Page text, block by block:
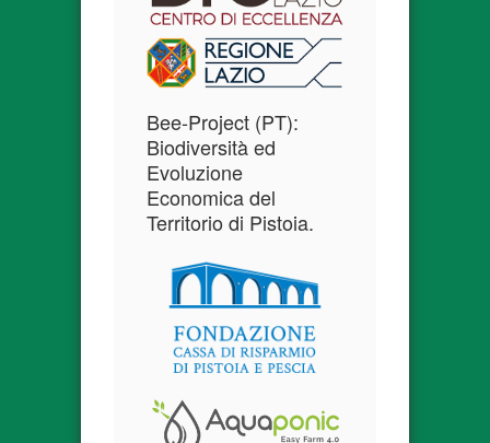
Bee-Project (PT):
Biodiversità ed
Evoluzione
Economica del
Territorio di Pistoia.